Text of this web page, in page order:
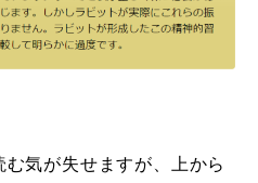
気が失せますが、上から